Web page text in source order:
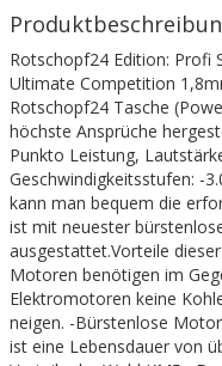
Rotschopf24 Edition: Profi
Ultimate Competition
Rotschopf24 Tasche
höchste Ansprüche
Punkto Leistung,
Geschwindigkeitsstufen: -
kann man bequem die
ist mit neuester
ausgestattet.Vorteile
Motoren benötigen im
Elektromotoren keine
neigen. -Bürstenlose
ist eine Lebensdauer von